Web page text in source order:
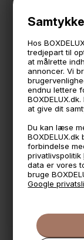
Hos
tredjepart til
at målrette
annoncer. Vi
endnu lettere
at give dit
Du kan læse
forbindelse
privatlivspolitik
data er vores
bruge
Google
Imiteret læder
23 x 9 cm.
5 cm. høj
🕚 Bestil inden
🧺 Kan du lægge
🌟 4,9 med
📦 Fragtfri v. køb
💳 Betal med
📱 Kundeservice